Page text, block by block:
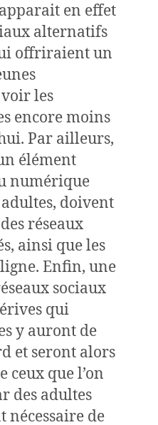
en effet
alternatifs
offriraient un
les
encore moins
Par ailleurs,
élément
numérique
adultes, doivent
réseaux
ainsi que les
Enfin, une
sociaux
qui
y auront de
et seront alors
ceux que l’on
des adultes
nécessaire de